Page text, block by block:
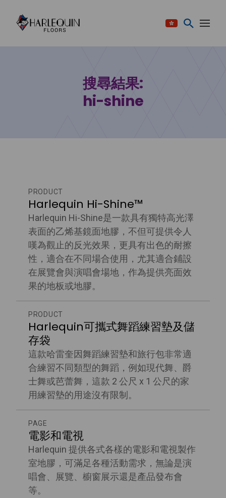
搜尋結果:
hi-shine
PRODUCT
Harlequin Hi-Shine™
Harlequin Hi-Shine是一款具有獨特高光澤
表面的乙烯基鏡面地膠，不但可提供令人
嘆為觀止的反光效果，更具有出色的耐擦
性，適合在不同場合使用，尤其適合鋪設
在展覽會與演唱會場地，作為提供亮面效
果的地板或地膠。
PRODUCT
Harlequin可攜式舞蹈練習墊及儲
存袋
這款哈雷奎因舞蹈練習墊和旅行包非常適
合練習不同類型的舞蹈，例如現代舞、爵
士舞或芭蕾舞，這款 2 公尺 x 1 公尺的家
用練習墊的用途沒有限制。
PAGE
電影和電視
Harlequin 提供各式各樣的電影和電視製作
室地膠，可滿足各種活動需求，無論是演
唱會、展覽、櫥窗展示還是產品發布會
等。